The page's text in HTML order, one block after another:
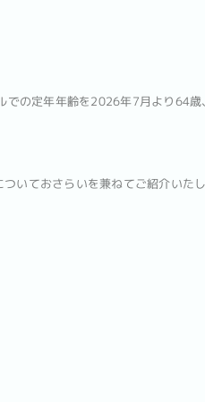
の定年年齢を2026年7月より64
いておさらいを兼ねてご紹介いた